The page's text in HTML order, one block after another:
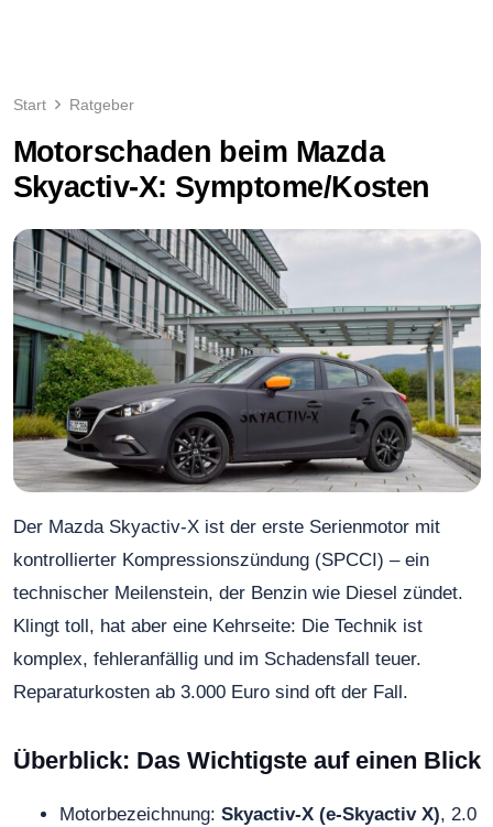
Start Ratgeber
Motorschaden beim Mazda
Skyactiv-X: Symptome/Kosten
Der Mazda Skyactiv-X ist der erste Serienmotor mit
kontrollierter Kompressionszündung (SPCCI) – ein
technischer Meilenstein, der Benzin wie Diesel zündet.
Klingt toll, hat aber eine Kehrseite: Die Technik ist
komplex, fehleranfällig und im Schadensfall teuer.
Reparaturkosten ab 3.000 Euro sind oft der Fall.
Überblick: Das Wichtigste auf einen Blick
Motorbezeichnung: Skyactiv-X (e-Skyactiv X), 2.0